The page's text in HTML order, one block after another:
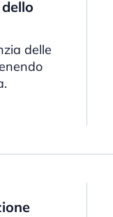
delle